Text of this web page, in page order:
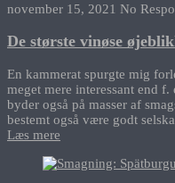
november 15, 2021 No
De største vinøse
En kammerat spurgte mig
meget mere interessant end
byder også på masser af
bestemt også være godt
Læs mere